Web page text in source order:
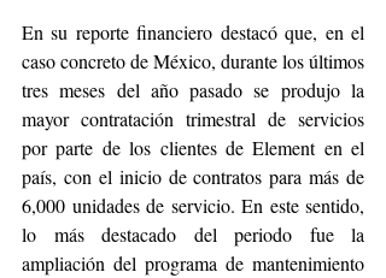
En su reporte financiero destacó que, en el
caso concreto de México, durante los últimos
tres meses del año pasado se produjo la
mayor contratación trimestral de servicios
por parte de los clientes de Element en el
país, con el inicio de contratos para más de
6,000 unidades de servicio. En este sentido,
lo más destacado del periodo fue la
ampliación del programa de mantenimiento